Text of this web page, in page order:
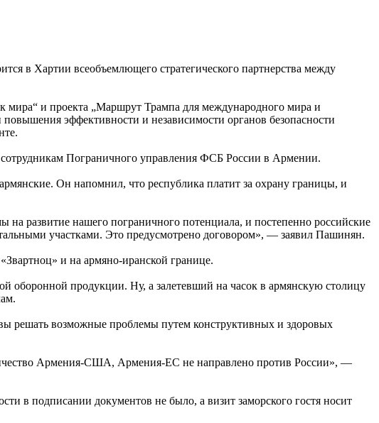
в Хартии всеобъемлющего стратегического партнерства между
мира“ и проекта „Маршрут Трампа для международного мира и
эффективности и независимости органов безопасности
Пограничного управления ФСБ России в Армении.
Он напомнил, что республика платит за охрану границы, и
на развитие нашего пограничного потенциала, и постепенно российские
участками. Это предусмотрено договором», — заявил Пашинян.
и на армяно-иранской границе.
оборонной продукции. Ну, а залетевший на часок в армянскую столицу
решать возможные проблемы путем конструктивных и здоровых
Армения-США, Армения-ЕС не направлено против России», —
в подписании документов не было, а визит заморского гостя носит